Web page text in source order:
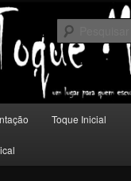
escuta música com outros
Toque Inicial